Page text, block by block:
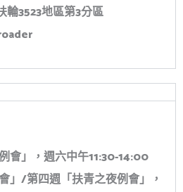
輪3523地區第3分區
會」，週六中午11:30-14:00
」 /第四週「扶青之夜例會」，